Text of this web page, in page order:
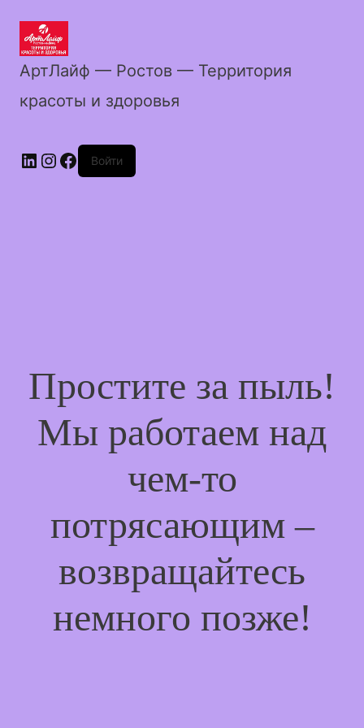
АртЛайф — Ростов — Территория
красоты и здоровья
LinkedIn
Instagram
Facebook
Войти
Простите за пыль!
Мы работаем над
чем-то
потрясающим –
возвращайтесь
немного позже!